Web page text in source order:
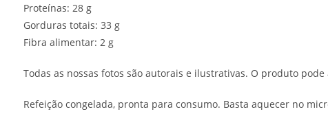
Proteínas: 28 g
Gorduras totais: 33 g
Fibra alimentar: 2 g
Todas as nossas fotos são autorais e ilustrativas. O produto
Refeição congelada, pronta para consumo. Basta aquecer no